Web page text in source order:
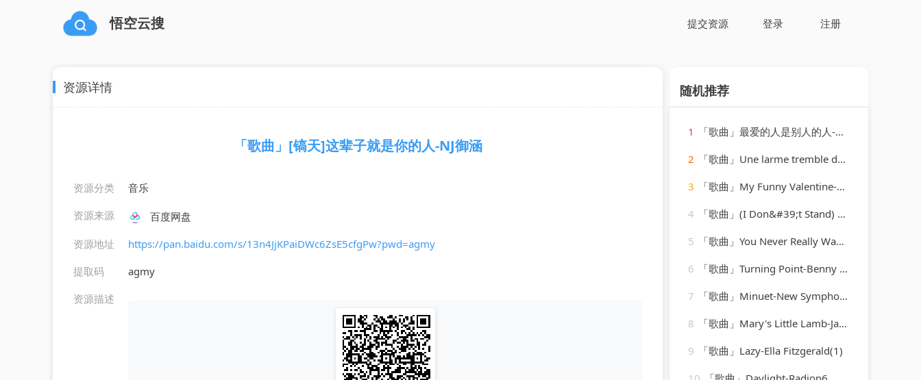
悟空云搜 提交资源 登录 注册
资源详情
「歌曲」[镐天]这辈子就是你的人-NJ御涵
资源分类
音乐
资源来源
百度网盘
资源地址
https://pan.baidu.com/s/13n4JjKPaiDWc6ZsE5cfgPw?pwd=agmy
提取码
agmy
资源描述
随机推荐
1
「歌曲」最爱的人是别人的人-丹娜
2
「歌曲」Une larme tremble dans tes yeux jaloux, Op. 6 No. 4-Anton Diakov、Baldo Podic
3
「歌曲」My Funny Valentine-Chet Baker
4
「歌曲」(I Don&#39;t Stand) a Ghost of a Chance-cab calloway & his orchestra
5
「歌曲」You Never Really Wanted Me-Charlie Rich
6
「歌曲」Turning Point-Benny Golson
7
「歌曲」Minuet-New Symphony Orchestra
8
「歌曲」Mary's Little Lamb-James Darren
9
「歌曲」Lazy-Ella Fitzgerald(1)